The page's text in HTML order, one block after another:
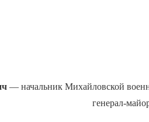
— начальник Михайловской
генерал-